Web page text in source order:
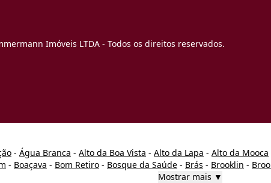
Imóveis LTDA - Todos os direitos reservados.
- Água Branca - Alto da Boa Vista - Alto da Lapa - Alto da Mooca
- Boaçava - Bom Retiro - Bosque da Saúde - Brás - Brooklin -
Mostrar mais ▼